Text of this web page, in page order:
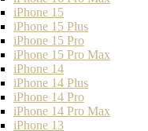
iPhone 15
iPhone 15 Plus
iPhone 15 Pro
iPhone 15 Pro Max
iPhone 14
iPhone 14 Plus
iPhone 14 Pro
iPhone 14 Pro Max
iPhone 13